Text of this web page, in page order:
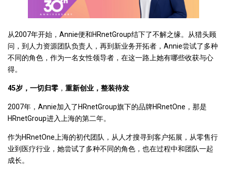
从2007年开始，Annie便和HRnetGroup结下了不解之缘。从猎头顾
问，到人力资源团队负责人，再到新业务开拓者，Annie尝试了多种
不同的角色，作为一名女性领导者，在这一路上她有哪些收获与心
得。
45岁，一切归零 ， 重新创业，整装待发
2007年，Annie加入了HRnetGroup旗下的品牌HRnetOne，那是
HRnetGroup进入上海的第二年。
作为HRnetOne上海的初代团队，从人才搜寻到客户拓展，从零售行
业到医疗行业，她尝试了多种不同的角色，也在过程中和团队一起
成长。